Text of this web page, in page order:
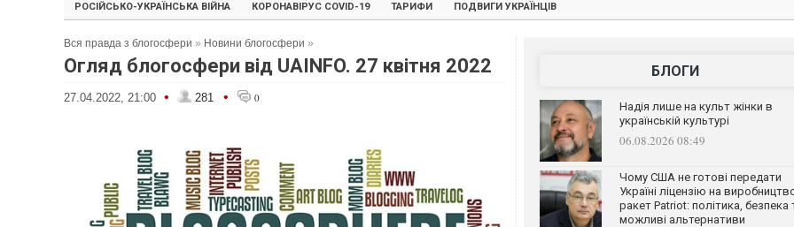
РОСІЙСЬКО-УКРАЇНСЬКА ВІЙНА КОРОНАВІРУС COVID-19 ТАРИФИ ПОДВИГИ УКРАЇНЦІВ
Вся правда з блогосфери » Новини блогосфери »
Огляд блогосфери від UAINFO. 27 квітня 2022
27.04.2022, 21:00 • 281 • 0
БЛОГИ
Надія лише на культ жінки в
українській культурі
06.08.2026 08:49
Чому США не готові передати
Україні ліцензію на
ракет Patriot: політика, безпека
можливі альтернативи